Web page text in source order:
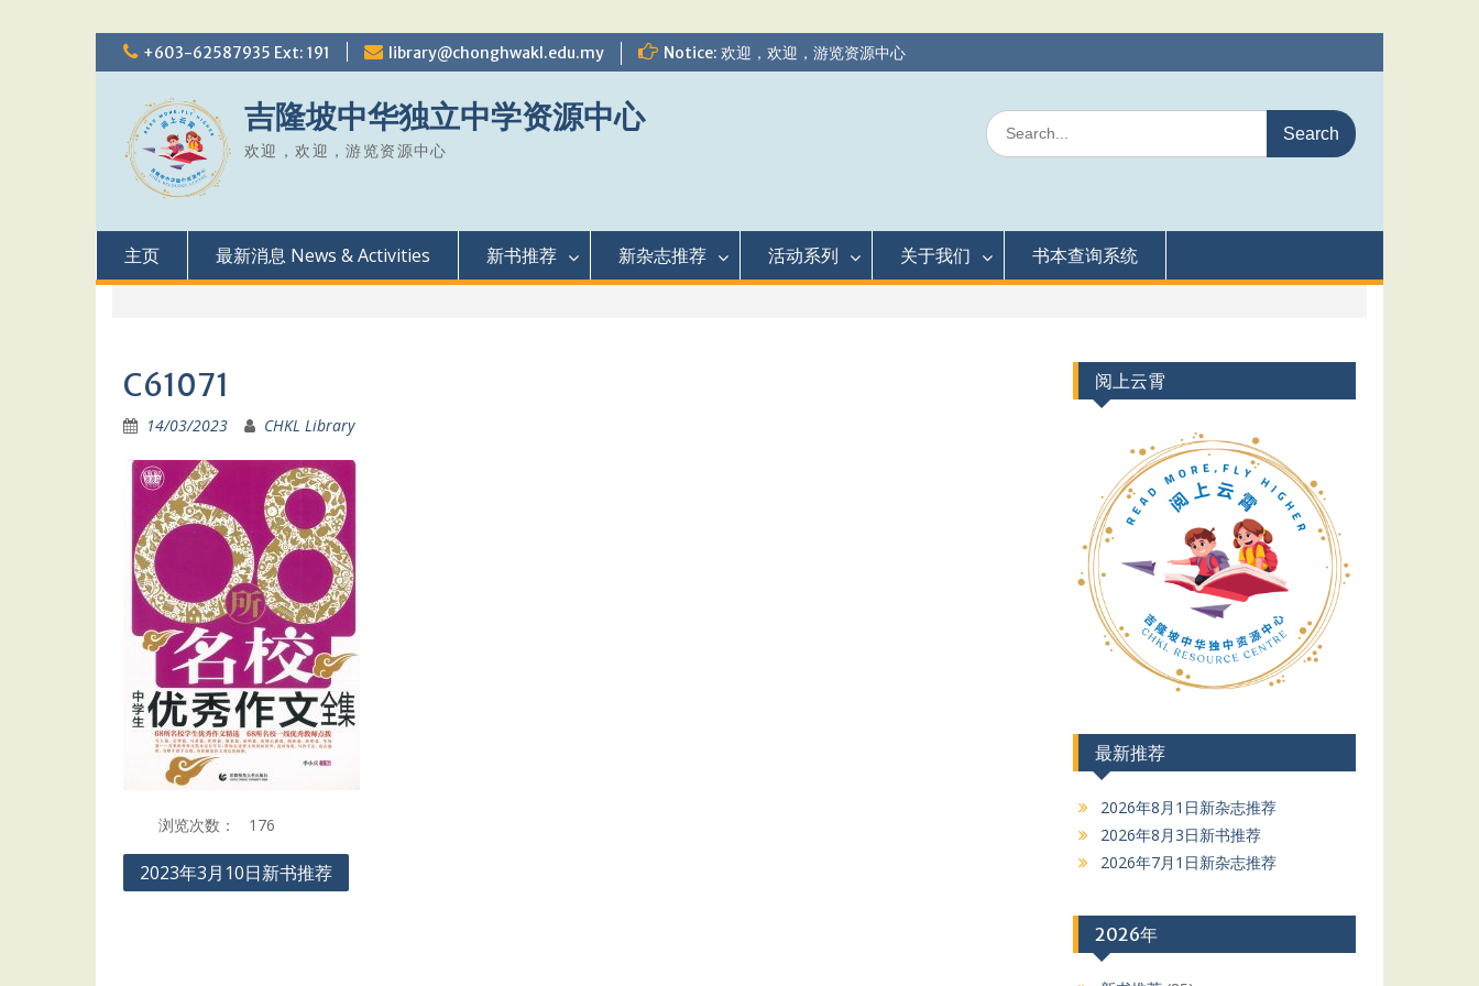
Skip
to
+603-62587935 Ext: 191 library@chonghwakl.edu.my Notice: 欢迎，欢迎，游览资源中心
吉隆坡中华独立中学资源中心
欢迎，欢迎，游览资源中心
Search
for:
主页 最新消息 News & Activities 新书推荐 新杂志推荐 活动系列 关于我们 书本查询系统
C61071
14/03/2023 CHKL Library
浏览次数： 176
Post
2023年3月10日新书推荐
阅上云霄
最新推荐
2026年8月1日新杂志推荐
2026年8月3日新书推荐
2026年7月1日新杂志推荐
2026年